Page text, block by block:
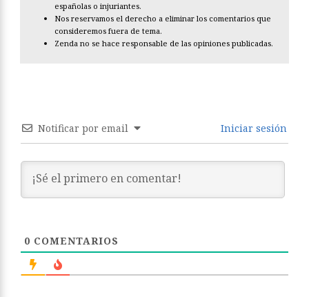
españolas o injuriantes.
Nos reservamos el derecho a eliminar los comentarios que
consideremos fuera de tema.
Zenda no se hace responsable de las opiniones publicadas.
Notificar por email Iniciar sesión
0 COMENTARIOS